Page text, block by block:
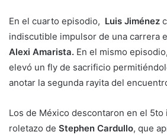
En el cuarto episodio, Luis Jiménez
indiscutible impulsor de una carrera
Alexi Amarista. En el mismo episodio,
elevó un fly de sacrificio
anotar la segunda rayita del
Los de México descontaron en el 5to
roletazo de Stephen Cardullo, que